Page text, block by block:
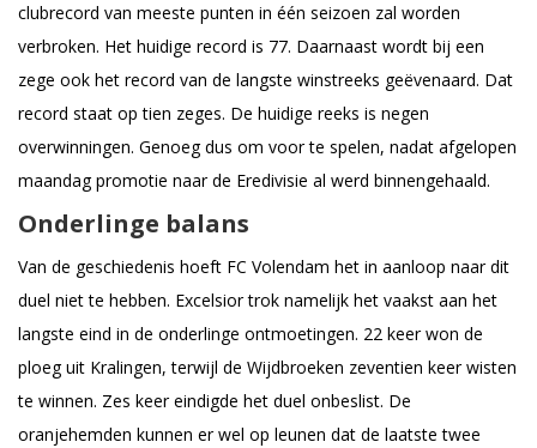
clubrecord van meeste punten in één seizoen zal worden
verbroken. Het huidige record is 77. Daarnaast wordt bij een
zege ook het record van de langste winstreeks geëvenaard. Dat
record staat op tien zeges. De huidige reeks is negen
overwinningen. Genoeg dus om voor te spelen, nadat afgelopen
maandag promotie naar de Eredivisie al werd binnengehaald.
Onderlinge balans
Van de geschiedenis hoeft FC Volendam het in aanloop naar dit
duel niet te hebben. Excelsior trok namelijk het vaakst aan het
langste eind in de onderlinge ontmoetingen. 22 keer won de
ploeg uit Kralingen, terwijl de Wijdbroeken zeventien keer wisten
te winnen. Zes keer eindigde het duel onbeslist. De
oranjehemden kunnen er wel op leunen dat de laatste twee